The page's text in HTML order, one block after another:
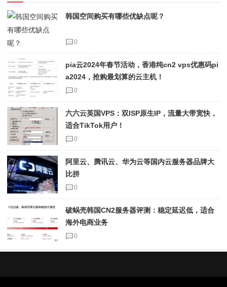
韩国空间购买有哪些优缺点呢？
0
pia云2024年春节活动，香港纯cn2 vps优惠码pi
a2024，抢购最划算的云主机！
0
六六云英国VPS：双ISP原生IP，流量大带宽快，
适合TikTok用户！
0
阿里云、腾讯云、华为云等国内云服务器品牌大
比拼
0
破蜗壳韩国CN2服务器评测：稳定延迟低，适合
海外电商业务
0